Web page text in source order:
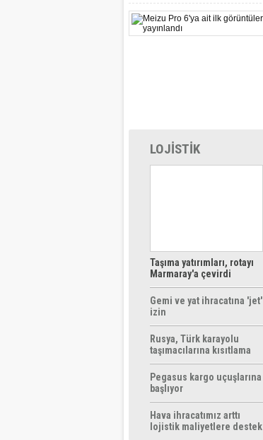
LOJİSTİK
Taşıma yatırımları, rotayı
Marmaray'a çevirdi
Gemi ve yat ihracatına 'jet'
izin
Rusya, Türk karayolu
taşımacılarına kısıtlama
getirebilir
Pegasus kargo uçuşlarına
başlıyor
Hava ihracatımız arttı
lojistik maliyetlere destek